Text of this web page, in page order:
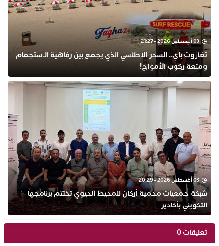
03 أغسطس 2026 - 21:27
تغازوت باي.. السحر الأطلسي الذي يجمع بين رفاهية الاستجمام
ومتعة ركوب الأمواج!
03 أغسطس 2026 - 20:29
شبكة جمعيات محمية أركان للمحيط الحيوي تختتم برنامجها
التكويني بأكادير
تعليقات 0